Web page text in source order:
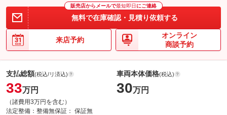
販売店からメールで最短即日 にご連絡
無料で在庫確認・見積り依頼する
来店予約
オンライン
商談予約
支払総額(税込/リ済込)
33万円
（諸費用3万円を含む）
車両本体価格(税込)
30万円
法定整備： 整備無保証： 保証無